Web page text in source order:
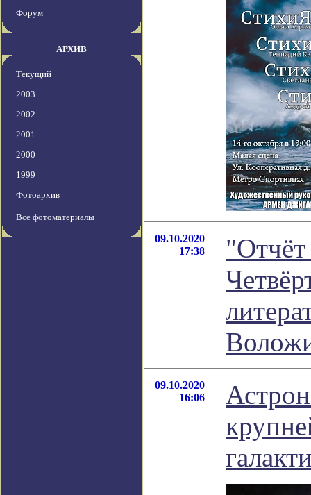
Форум
АРХИВ
Текущий
2003
2002
2001
2000
1999
Фотоархив
Все фотоматериалы
09.10.2020
17:38
"Отчёт
09.10.2020
16:06